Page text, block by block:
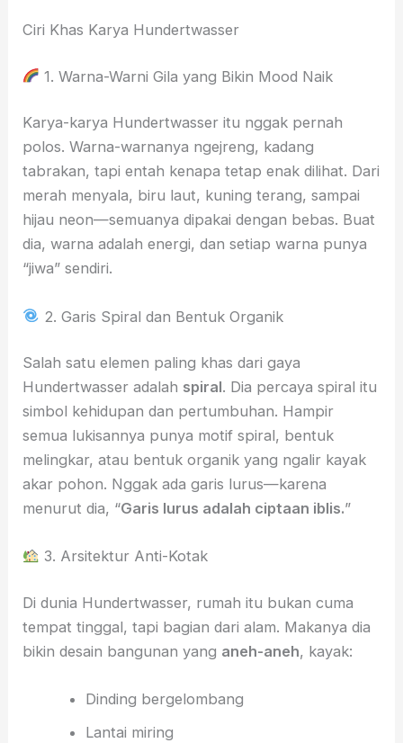
Ciri Khas Karya Hundertwasser
1. Warna-Warni Gila yang Bikin Mood Naik
Karya-karya Hundertwasser itu nggak pernah
polos. Warna-warnanya ngejreng, kadang
tabrakan, tapi entah kenapa tetap enak dilihat. Dari
merah menyala, biru laut, kuning terang, sampai
hijau neon—semuanya dipakai dengan bebas. Buat
dia, warna adalah energi, dan setiap warna punya
“jiwa” sendiri.
2. Garis Spiral dan Bentuk Organik
Salah satu elemen paling khas dari gaya
Hundertwasser adalah spiral. Dia percaya spiral itu
simbol kehidupan dan pertumbuhan. Hampir
semua lukisannya punya motif spiral, bentuk
melingkar, atau bentuk organik yang ngalir kayak
akar pohon. Nggak ada garis lurus—karena
menurut dia, “Garis lurus adalah ciptaan iblis.”
3. Arsitektur Anti-Kotak
Di dunia Hundertwasser, rumah itu bukan cuma
tempat tinggal, tapi bagian dari alam. Makanya dia
bikin desain bangunan yang aneh-aneh, kayak:
Dinding bergelombang
Lantai miring